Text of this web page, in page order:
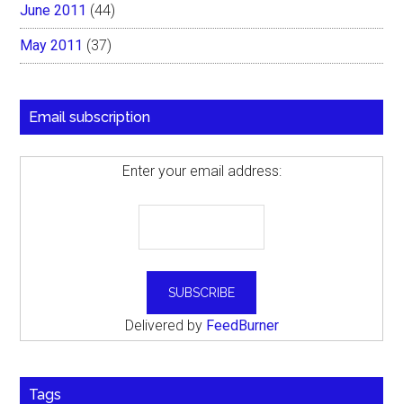
June 2011 (44)
May 2011 (37)
Email subscription
Enter your email address:
Delivered by FeedBurner
Tags